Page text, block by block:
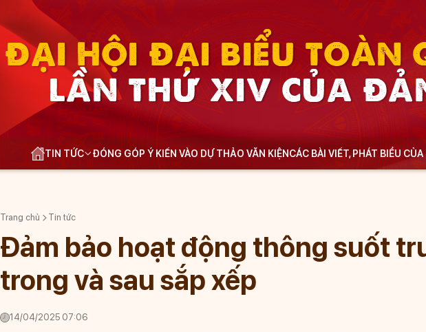
ĐẠI HỘI ĐẠI BIỂU TOÀN
LẦN THỨ XIV CỦA
TIN TỨC ĐÓNG GÓP Ý KIẾN VÀO DỰ THẢO VĂN KIỆNCÁC BÀI VIẾT, PHÁT BIỂU
Trang chủ Tin tức
Đảm bảo hoạt động thông suốt
trong và sau sắp xếp
14/04/2025 07:06